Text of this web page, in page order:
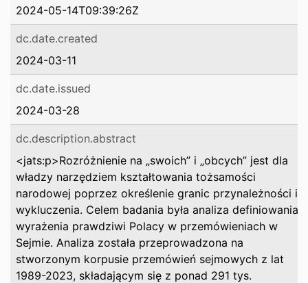
2024-05-14T09:39:26Z
dc.date.created
2024-03-11
dc.date.issued
2024-03-28
dc.description.abstract
<jats:p>Rozróżnienie na „swoich” i „obcych” jest dla
władzy narzędziem kształtowania tożsamości
narodowej poprzez określenie granic przynależności i
wykluczenia. Celem badania była analiza definiowania
wyrażenia prawdziwi Polacy w przemówieniach w
Sejmie. Analiza została przeprowadzona na
stworzonym korpusie przemówień sejmowych z lat
1989-2023, składającym się z ponad 291 tys.